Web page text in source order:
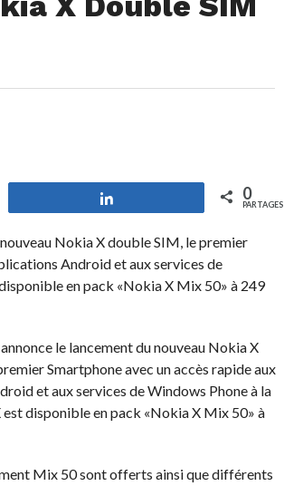
0
PARTAGES
Nokia X double SIM, le premier
Android et aux services de
en pack «Nokia X Mix 50» à 249
le lancement du nouveau Nokia X
Smartphone avec un accès rapide aux
et aux services de Windows Phone à la
disponible en pack «Nokia X Mix 50» à
Mix 50 sont offerts ainsi que différents